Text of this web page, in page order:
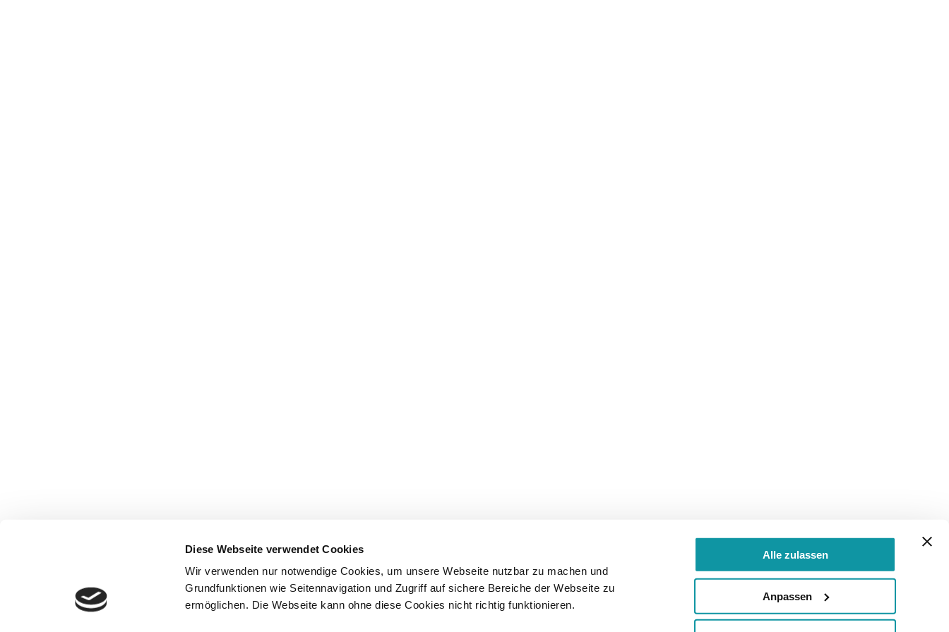
Diese Webseite verwendet Cookies
Wir verwenden nur notwendige Cookies, um unsere Webseite nutzbar zu machen und
Grundfunktionen wie Seitennavigation und Zugriff auf sichere Bereiche der Webseite zu
ermöglichen. Die Webseite kann ohne diese Cookies nicht richtig funktionieren.
Alle zulassen
Anpassen